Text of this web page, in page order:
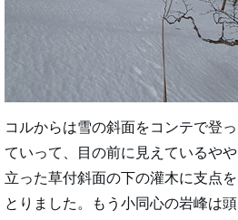
コルからは雪の斜面をコンテで登っ
ていって、目の前に見えているやや
立った草付斜面の下の灌木に支点を
とりました。もう小同心の岩峰は頭